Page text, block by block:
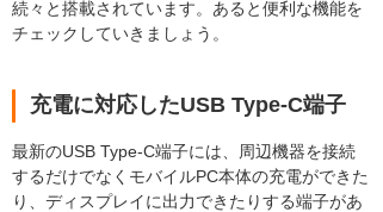
続々と搭載されています。あると便利な機能を
チェックしていきましょう。
充電に対応したUSB Type-C端子
最新のUSB Type-C端子には、周辺機器を接続
するだけでなくモバイルPC本体の充電ができた
り、ディスプレイに出力できたりする端子があ